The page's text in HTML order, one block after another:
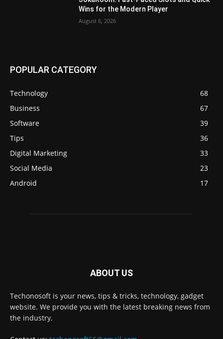
Wins for the Modern Player
August 6, 2026
POPULAR CATEGORY
Technology
68
Business
67
Software
39
Tips
36
Digital Marketing
33
Social Media
23
Android
17
ABOUT US
Techonosoft is your news, tips & tricks, technology, gadget
website. We provide you with the latest breaking news from
the industry.